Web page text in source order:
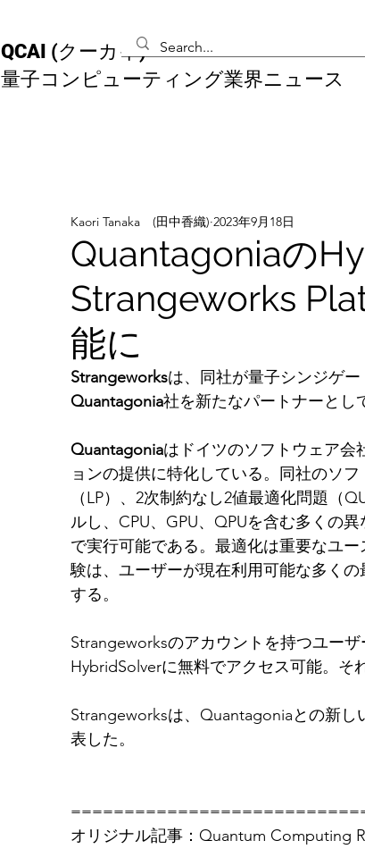
QCAI (クーカイ)
量子コンピューティング業界ニュース
Quantagoniaの
Strangeworks
能に
Kaori Tanaka (田中香織) 2023年9月18日
Strangeworksは、同社が量子シンジゲ
Quantagonia社を新たなパートナーとし
Quantagoniaはドイツのソフトウェア会
ョンの提供に特化している。同社のソ
（LP）、2次制約なし2値最適化問題（
ルし、CPU、GPU、QPUを含む多くの
で実行可能である。最適化は重要なユ
験は、ユーザーが現在利用可能な多く
する。
Strangeworksのアカウントを持つユー
HybridSolverに無料でアクセス可能。そ
Strangeworksは、Quantagoniaとの新
表した。
オリジナル記事：Quantum Computing